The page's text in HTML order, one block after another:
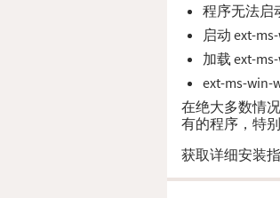
程序无法启
启动 ext-
加载 ext-
ext-ms-win-
在绝大多数情
有的程序，特
获取详细安装